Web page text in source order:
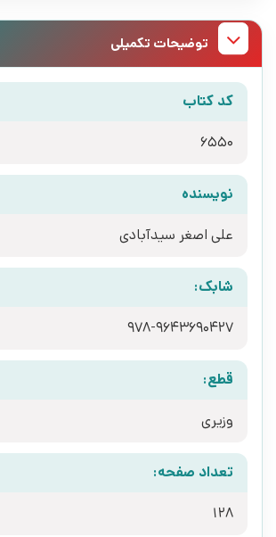
توضیحات تکمیلی
کد کتاب
6550
نویسنده
علی اصغر سیدآبادی
شابک:
978-9643690427
قطع:
وزیری
تعداد صفحه:
128